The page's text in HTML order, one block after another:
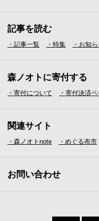
記事を読む
・記事一覧 ・特集 ・お知
森ノオトに寄付する
・寄付について ・寄付決済
関連サイト
・森ノオトnote ・めぐる布市
お問い合わせ